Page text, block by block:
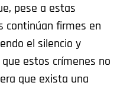
pese a estas
continúan firmes en
el silencio y
estos crímenes no
que exista una